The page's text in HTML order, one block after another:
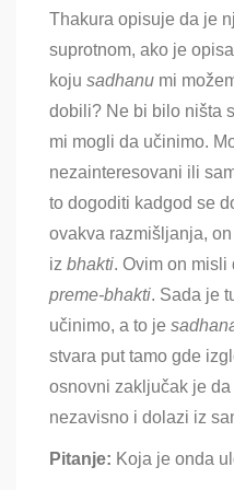
Thakura opisuje da je
suprotnom, ako je
koju sadhanu mi
dobili? Ne bi bilo ništa
mi mogli da učinimo.
nezainteresovani ili
to dogoditi kadgod se
ovakva razmišljanja,
iz bhakti. Ovim on misli
preme-bhakti. Sada je
učinimo, a to je
stvara put tamo gde
osnovni zaključak je da
nezavisno i dolazi iz
Pitanje: Koja je onda